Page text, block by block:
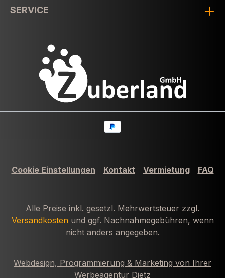
SERVICE
Cookie Einstellungen Kontakt Vermietung FAQ
Alle Preise inkl. gesetzl. Mehrwertsteuer zzgl.
Versandkosten und ggf. Nachnahmegebühren, wenn
nicht anders angegeben.
Webdesign, Programmierung & Marketing von Ihrer
Werbeagentur Dietz